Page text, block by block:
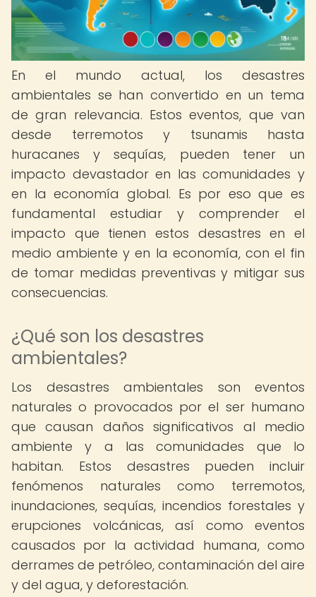
En el mundo actual, los desastres
ambientales se han convertido en un tema
de gran relevancia. Estos eventos, que van
desde terremotos y tsunamis hasta
huracanes y sequías, pueden tener un
impacto devastador en las comunidades y
en la economía global. Es por eso que es
fundamental estudiar y comprender el
impacto que tienen estos desastres en el
medio ambiente y en la economía, con el fin
de tomar medidas preventivas y mitigar sus
consecuencias.
¿Qué son los desastres
ambientales?
Los desastres ambientales son eventos
naturales o provocados por el ser humano
que causan daños significativos al medio
ambiente y a las comunidades que lo
habitan. Estos desastres pueden incluir
fenómenos naturales como terremotos,
inundaciones, sequías, incendios forestales y
erupciones volcánicas, así como eventos
causados por la actividad humana, como
derrames de petróleo, contaminación del aire
y del agua, y deforestación.